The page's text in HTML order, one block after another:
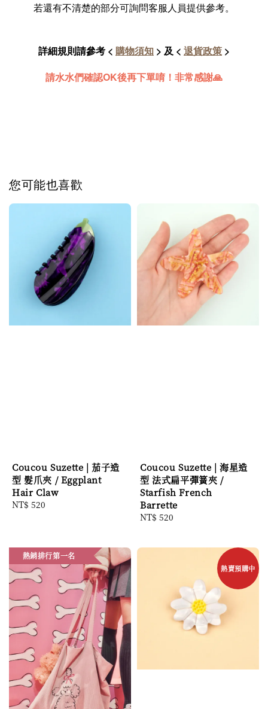
若還有不清楚的部分可詢問客服人員提供參考。
詳細規則請參考 < 購物須知 > 及 < 退貨政策 >
請水水們確認OK後再下單唷！非常感謝🙏
您可能也喜歡
Coucou Suzette | 茄子造
型 髮爪夾 / Eggplant
Hair Claw
Regular
NT$ 520
Coucou Suzette | 海星造
型 法式扁平彈簧夾 /
Starfish French
Barrette
Regular
NT$ 520
熱銷排行第一名
熱賣預購中